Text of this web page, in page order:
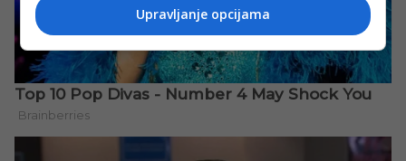
Upravljanje opcijama